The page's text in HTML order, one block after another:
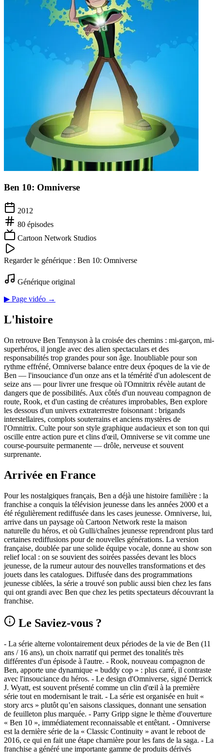
Ben 10: Omniverse
2012
80 épisodes
Cartoon Network Studios
Regarder le générique : Ben 10: Omniverse
Générique original
▶ Page vidéo →
L'histoire
On retrouve Ben Tennyson à la croisée des chemins : mi-garçon, mi-
superhéros, il jongle avec des alien spectaculars et des
responsabilités trop grandes pour son âge. Inoubliable pour son
rythme effréné, Omniverse balance entre deux époques de la vie de
Ben — l'insouciance d'un onze ans et la témérité d'un adolescent de
seize ans — pour livrer une fresque où l'Omnitrix révèle autant de
dangers que de possibilités. Aux côtés d'un nouveau compagnon de
route, Rook, et d'un casting de créatures improbables, Ben explore
les dessous d'un univers extraterrestre foisonnant : brigands
interstellaires, complots souterrains et anciens mystères de
l'Omnitrix. Culte pour son style graphique audacieux et son ton qui
oscille entre action pure et clins d'œil, Omniverse se vit comme une
course-poursuite permanente — drôle, nerveuse et souvent
surprenante.
Arrivée en France
Pour les nostalgiques français, Ben a déjà une histoire familière : la
franchise a conquis la télévision jeunesse dans les années 2000 et a
été régulièrement rediffusée dans les cases jeunesse. Omniverse, lui,
arrive dans un paysage où Cartoon Network reste la maison
naturelle du héros, et où Gulli/chaînes jeunesse reprendront plus tard
certaines rediffusions pour de nouvelles générations. La version
française, doublée par une solide équipe vocale, donne au show son
relief local : on se souvient des soirées passées devant les blocs
jeunesse, de la rumeur autour des nouvelles transformations et des
jouets dans les catalogues. Diffusée dans des programmations
jeunesse ciblées, la série a trouvé son public aussi bien chez les fans
qui ont grandi avec Ben que chez les petits spectateurs découvrant la
franchise.
Le Saviez-vous ?
- La série alterne volontairement deux périodes de la vie de Ben (11
ans / 16 ans), un choix narratif qui permet des tonalités très
différentes d'un épisode à l'autre. - Rook, nouveau compagnon de
Ben, apporte une dynamique « buddy cop » : plus carré, il contraste
avec l'insouciance du héros. - Le design d'Omniverse, signé Derrick
J. Wyatt, est souvent présenté comme un clin d'œil à la première
série tout en modernisant le trait. - La série est organisée en huit «
story arcs » plutôt qu’en saisons classiques, donnant une sensation
de feuilleton plus marquée. - Parry Gripp signe le thème d'ouverture
« Ben 10 », immédiatement reconnaissable et entêtant. - Omniverse
est la dernière série de la « Classic Continuity » avant le reboot de
2016, ce qui en fait une étape charnière pour les fans de la saga. - La
franchise a généré une importante gamme de produits dérivés